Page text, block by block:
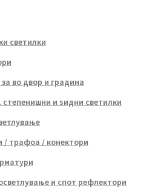
светилки
во двор и градина
и ѕидни светилки
/ трафоа / конектори
и спот рефлектори